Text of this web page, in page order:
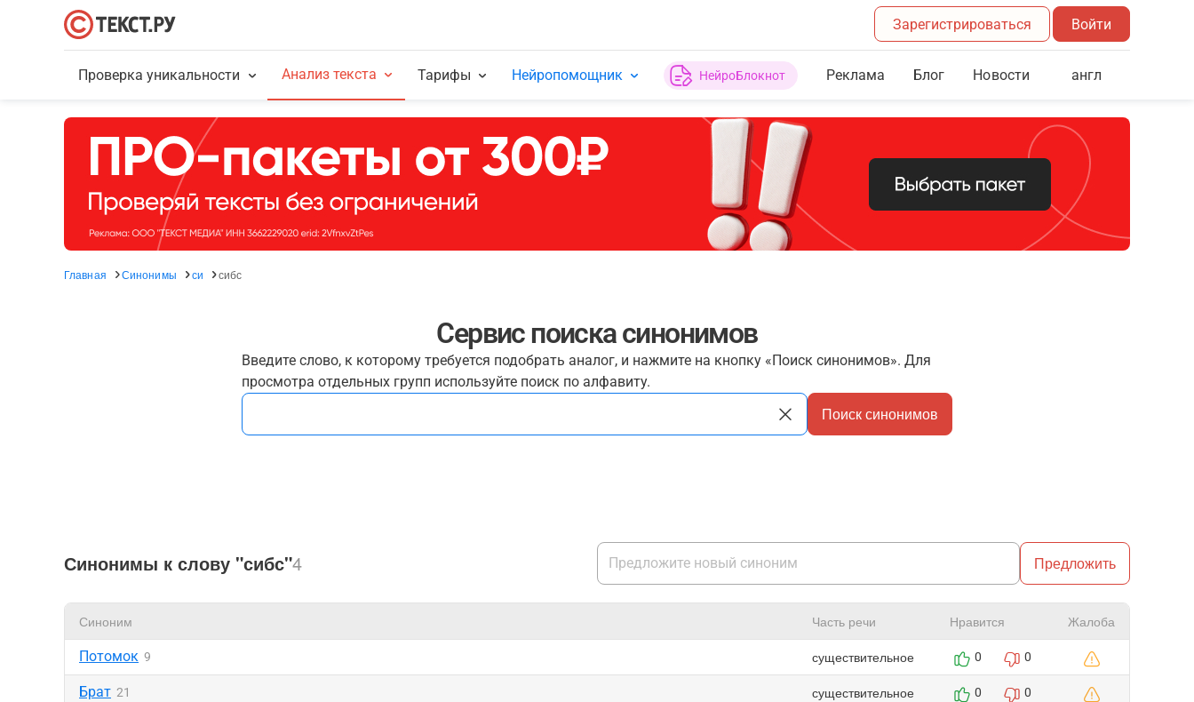
Зарегистрироваться Войти
Проверка уникальности Анализ текста Тарифы Нейропомощник НейроБлокнот Реклама Блог Новости англ
Главная Синонимы си сибс
Сервис поиска синонимов
Введите слово, к которому требуется подобрать аналог, и нажмите на кнопку «Поиск синонимов». Для
просмотра отдельных групп используйте поиск по алфавиту.
Поиск синонимов
Синонимы к слову "сибс"4 Предложить
Синоним Часть речи Нравится Жалоба
Потомок 9 существительное 0 0
Брат 21 существительное 0 0